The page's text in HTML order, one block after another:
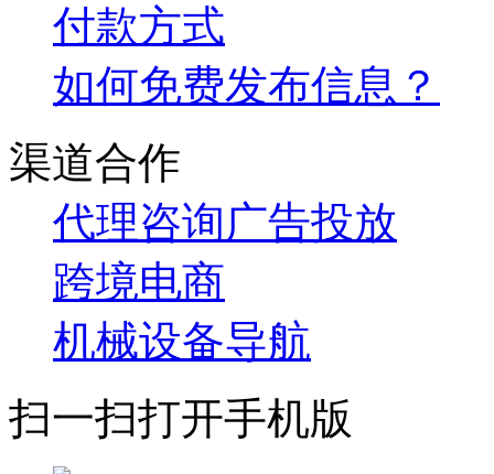
付款方式
如何免费发布信息？
渠道合作
代理咨询广告投放
跨境电商
机械设备导航
扫一扫打开手机版